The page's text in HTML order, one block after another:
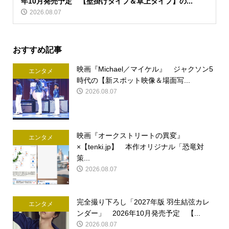
2026.08.07
おすすめ記事
エンタメ
映画『Michael／マイケル』 ジャクソン5
時代の【新スポット映像＆場面写...
2026.08.07
エンタメ
映画『オークストリートの異変』
×【tenki.jp】 本作オリジナル「恐竜対
策...
2026.08.07
エンタメ
完全撮り下ろし「2027年版 羽生結弦カレ
ンダー」 2026年10月発売予定 【...
2026.08.07